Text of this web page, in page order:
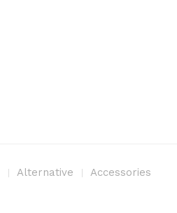
Alternative Accessories